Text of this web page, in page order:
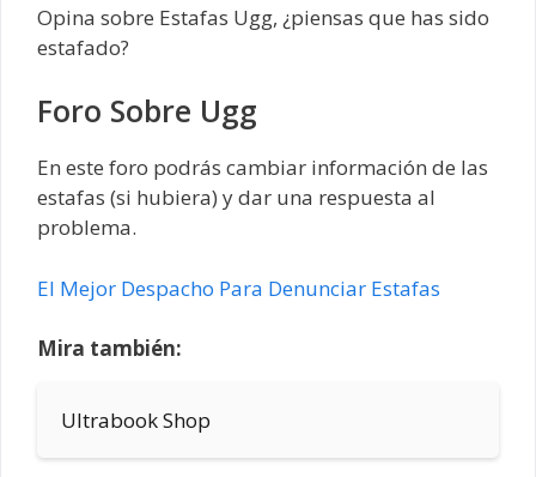
Opina sobre Estafas Ugg, ¿piensas que has sido
estafado?
Foro Sobre Ugg
En este foro podrás cambiar información de las
estafas (si hubiera) y dar una respuesta al
problema.
El Mejor Despacho Para Denunciar Estafas
Mira también:
Ultrabook Shop